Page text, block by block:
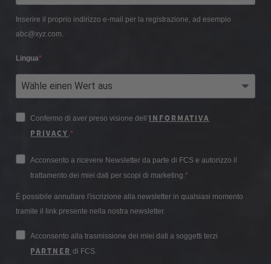
Inserire il proprio indirizzo e-mail per la registrazione, ad esempio
abc@xyz.com.
Lingua
Confermo di aver preso visione dell’INFORMATIVA
PRIVACY .
Acconsento a ricevere Newsletter da parte di FCS e autorizzo il
trattamento dei miei dati per scopi di marketing.
È possibile annullare l'iscrizione alla newsletter in qualsiasi momento
tramite il link presente nella nostra newsletter.
Acconsento alla trasmissione dei miei dati a soggetti terzi
PARTNER di FCS.